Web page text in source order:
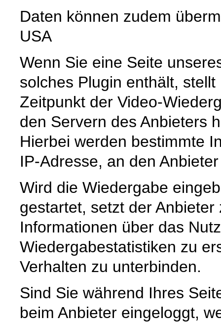
Daten können zudem
USA
Wenn Sie eine Seite
solches Plugin enthält,
Zeitpunkt der Video-
den Servern des Anbieters
Hierbei werden bestimmte
IP-Adresse, an den
Wird die Wiedergabe
gestartet, setzt der
Informationen über das
Wiedergabestatistiken zu
Verhalten zu unterbinden.
Sind Sie während Ihres
beim Anbieter eingeloggt,